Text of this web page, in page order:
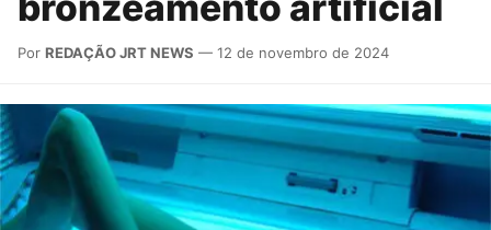
Por REDAÇÃO JRT NEWS — 12 de novembro de 2024